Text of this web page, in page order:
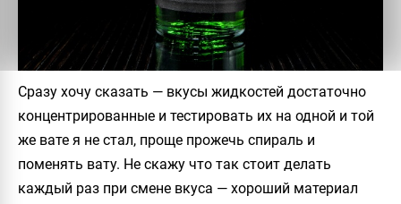
Сразу хочу сказать — вкусы жидкостей достаточно
концентрированные и тестировать их на одной и той
же вате я не стал, проще прожечь спираль и
поменять вату. Не скажу что так стоит делать
каждый раз при смене вкуса — хороший материал